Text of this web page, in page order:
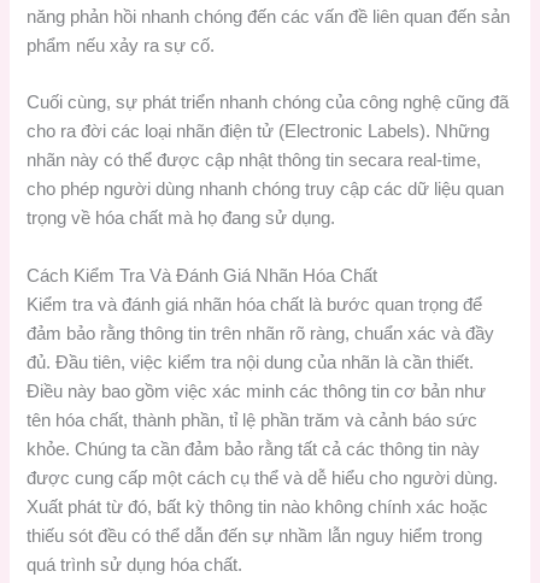
năng phản hồi nhanh chóng đến các vấn đề liên quan đến sản
phẩm nếu xảy ra sự cố.
Cuối cùng, sự phát triển nhanh chóng của công nghệ cũng đã
cho ra đời các loại nhãn điện tử (Electronic Labels). Những
nhãn này có thể được cập nhật thông tin secara real-time,
cho phép người dùng nhanh chóng truy cập các dữ liệu quan
trọng về hóa chất mà họ đang sử dụng.
Cách Kiểm Tra Và Đánh Giá Nhãn Hóa Chất
Kiểm tra và đánh giá nhãn hóa chất là bước quan trọng để
đảm bảo rằng thông tin trên nhãn rõ ràng, chuẩn xác và đầy
đủ. Đầu tiên, việc kiểm tra nội dung của nhãn là cần thiết.
Điều này bao gồm việc xác minh các thông tin cơ bản như
tên hóa chất, thành phần, tỉ lệ phần trăm và cảnh báo sức
khỏe. Chúng ta cần đảm bảo rằng tất cả các thông tin này
được cung cấp một cách cụ thể và dễ hiểu cho người dùng.
Xuất phát từ đó, bất kỳ thông tin nào không chính xác hoặc
thiếu sót đều có thể dẫn đến sự nhầm lẫn nguy hiểm trong
quá trình sử dụng hóa chất.